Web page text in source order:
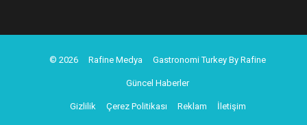
© 2026 Rafine Medya Gastronomi Turkey By Rafine
Güncel Haberler
Gizlilik Çerez Politikası Reklam İletişim